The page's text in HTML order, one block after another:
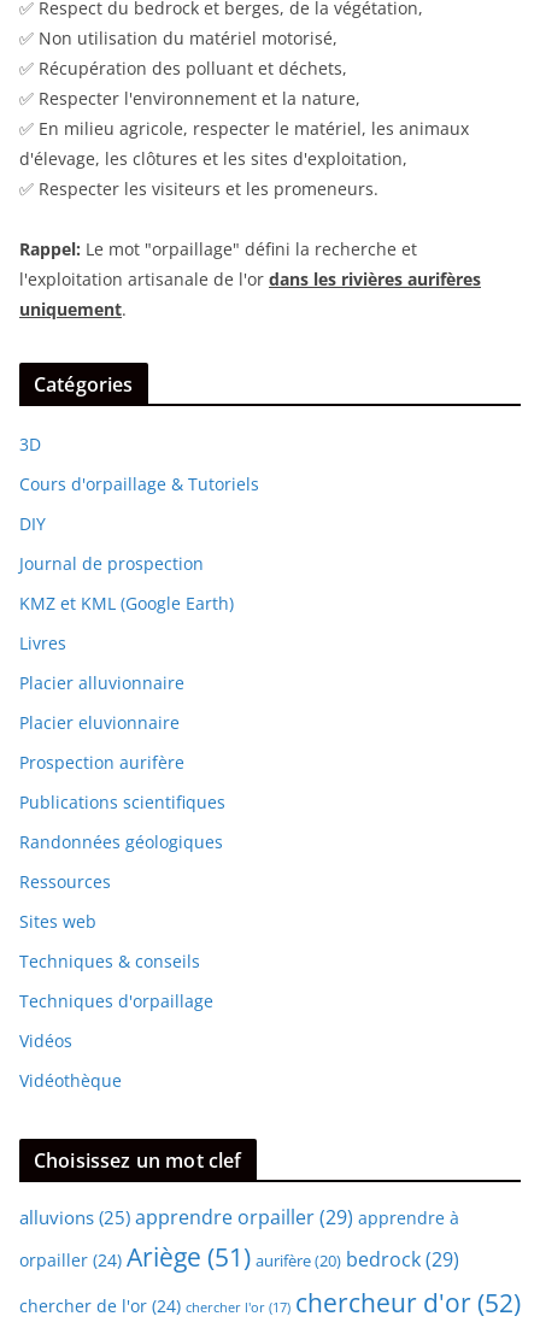
✅ Respect du bedrock et berges, de la végétation,
✅ Non utilisation du matériel motorisé,
✅ Récupération des polluant et déchets,
✅ Respecter l'environnement et la nature,
✅ En milieu agricole, respecter le matériel, les animaux
d'élevage, les clôtures et les sites d'exploitation,
✅ Respecter les visiteurs et les promeneurs.
Rappel: Le mot "orpaillage" défini la recherche et
l'exploitation artisanale de l'or dans les rivières aurifères
uniquement.
Catégories
3D
Cours d'orpaillage & Tutoriels
DIY
Journal de prospection
KMZ et KML (Google Earth)
Livres
Placier alluvionnaire
Placier eluvionnaire
Prospection aurifère
Publications scientifiques
Randonnées géologiques
Ressources
Sites web
Techniques & conseils
Techniques d'orpaillage
Vidéos
Vidéothèque
Choisissez un mot clef
alluvions (25) apprendre orpailler(29) apprendre à
orpailler (24) Ariège (51) aurifère(20) bedrock(29)
chercher de l'or (24) chercher l'or (17) chercheur d'or(52)